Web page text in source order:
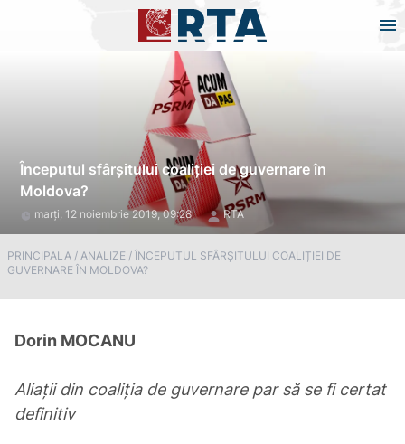
Începutul sfârșitului coaliției de guvernare în
Moldova?
marți, 12 noiembrie 2019, 09:28 RTA
PRINCIPALA / ANALIZE / ÎNCEPUTUL SFÂRȘITULUI COALIȚIEI DE
GUVERNARE ÎN MOLDOVA?
Dorin MOCANU
Aliații din coaliția de guvernare par să se fi certat
definitiv